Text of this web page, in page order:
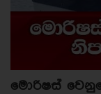
මොරිෂස්